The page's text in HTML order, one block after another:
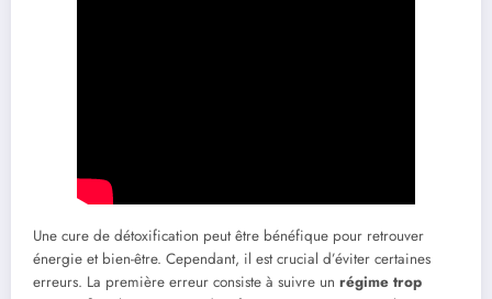
Une cure de détoxification peut être bénéfique pour retrouver
énergie et bien-être. Cependant, il est crucial d’éviter certaines
erreurs. La première erreur consiste à suivre un régime trop